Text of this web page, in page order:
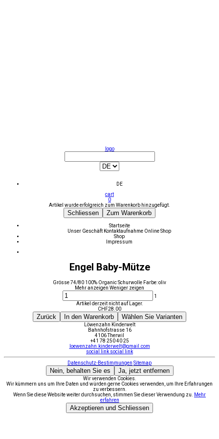
logo
DE
cart
0
Artikel wurde erfolgreich zum Warenkorb hinzugefügt.
Schliessen Zum Warenkorb
Startseite
Unser Geschäft Kontaktaufnahme Online Shop
Shop
Impressum
Engel Baby-Mütze
Grösse 74/80 100% Organic Schurwolle Farbe: oliv
Mehr anzeigen Weniger zeigen
1
Artikel derzeit nicht auf Lager.
CHF28.00
Zurück In den Warenkorb Wählen Sie Varianten
Löwenzahn Kinderwelt
Bahnhofstrasse 16
4106 Therwil
+41 78 250 40 25
loewenzahn.kinderwelt@gmail.com
social link social link
Datenschutz-Bestimmungen Sitemap
Nein, behalten Sie es Ja, jetzt entfernen
Wir verwenden Cookies.
Wir kümmern uns um Ihre Daten und würden gerne Cookies verwenden, um Ihre Erfahrungen
zu verbessern.
Wenn Sie diese Website weiter durchsuchen, stimmen Sie dieser Verwendung zu.
Mehr
erfahren
Akzeptieren und Schliessen